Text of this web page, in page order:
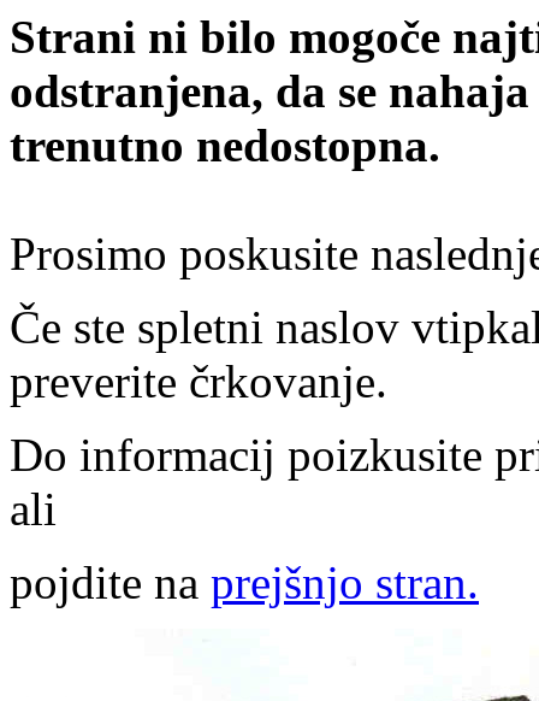
Strani ni bilo mogoče
odstranjena, da se
trenutno nedostopna.
Prosimo poskusite
Če ste spletni naslov
preverite črkovanje.
Do informacij poizkusite
ali
pojdite na prejšnjo stran.